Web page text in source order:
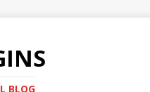
BLOG